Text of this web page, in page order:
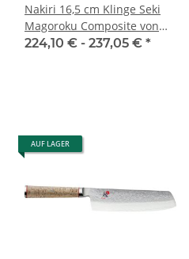
Nakiri 16,5 cm Klinge Seki
Magoroku Composite von
Kai
224,10 € - 237,05 € *
AUF LAGER